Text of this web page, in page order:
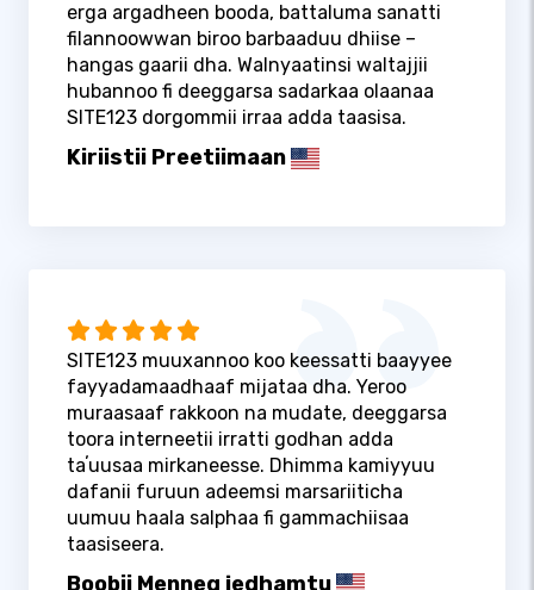
erga argadheen booda, battaluma sanatti
filannoowwan biroo barbaaduu dhiise –
hangas gaarii dha. Walnyaatinsi waltajjii
hubannoo fi deeggarsa sadarkaa olaanaa
SITE123 dorgommii irraa adda taasisa.
Kiriistii Preetiimaan
SITE123 muuxannoo koo keessatti baayyee
fayyadamaadhaaf mijataa dha. Yeroo
muraasaaf rakkoon na mudate, deeggarsa
toora interneetii irratti godhan adda
taʼuusaa mirkaneesse. Dhimma kamiyyuu
dafanii furuun adeemsi marsariiticha
uumuu haala salphaa fi gammachiisaa
taasiseera.
Boobii Menneg jedhamtu